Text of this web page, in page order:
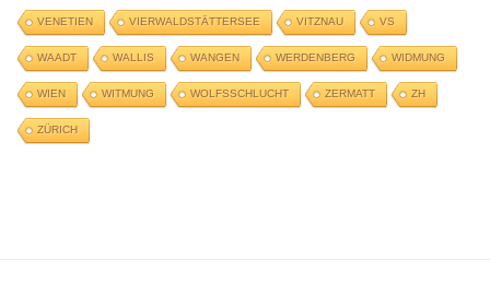
VENETIEN VIERWALDSTÄTTERSEE VITZNAU VS
WAADT WALLIS WANGEN WERDENBERG WIDMUNG
WIEN WITMUNG WOLFSSCHLUCHT ZERMATT ZH
ZÜRICH